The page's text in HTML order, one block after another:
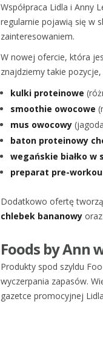
Współpraca Lidla i Anny
regularnie pojawią się w
zainteresowaniem.
W nowej ofercie, która
znajdziemy takie pozycje,
kulki proteinowe
smoothie owocowe
mus owocowy
baton proteinowy
wegańskie białko w
preparat pre-
Dodatkowo ofertę
chlebek bananowy oraz
Foods by Ann
Produkty spod szyldu
wyczerpania zapasów.
gazetce promocyjnej